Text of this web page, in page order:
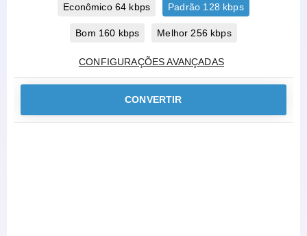
Econômico 64 kbps Padrão 128 kbps
Bom 160 kbps Melhor 256 kbps
CONFIGURAÇÕES AVANÇADAS
CONVERTIR